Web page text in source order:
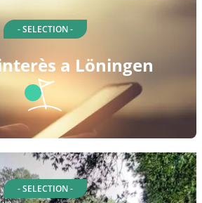
- SELECTION -
a Löningen
- SELECTION -